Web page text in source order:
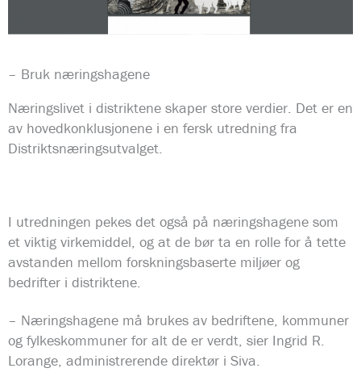
– Bruk næringshagene
Næringslivet i distriktene skaper store verdier. Det er en
av hovedkonklusjonene i en fersk utredning fra
Distriktsnæringsutvalget.
I utredningen pekes det også på næringshagene som
et viktig virkemiddel, og at de bør ta en rolle for å tette
avstanden mellom forskningsbaserte miljøer og
bedrifter i distriktene.
– Næringshagene må brukes av bedriftene, kommuner
og fylkeskommuner for alt de er verdt, sier Ingrid R.
Lorange, administrerende direktør i Siva.